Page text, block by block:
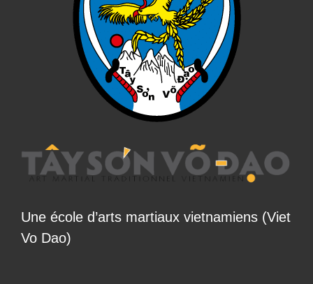
Une école d’arts martiaux vietnamiens (Viet
Vo Dao)